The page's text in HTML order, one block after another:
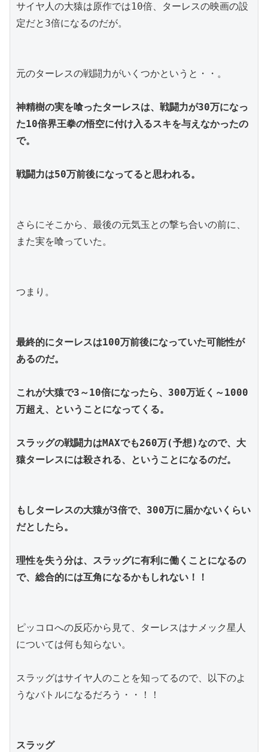
サイヤ人の大猿は原作では10倍、ターレスの映画の設
定だと3倍になるのだが。
元のターレスの戦闘力がいくつかというと・・。
神精樹の実を喰ったターレスは、戦闘力が30万になっ
た10倍界王拳の悟空に付け入るスキを与えなかったの
で。
戦闘力は50万前後になってると思われる。
さらにそこから、最後の元気玉との撃ち合いの前に、
また実を喰っていた。
つまり。
最終的にターレスは100万前後になっていた可能性が
あるのだ。
これが大猿で3～10倍になったら、300万近く～1000
万超え、ということになってくる。
スラッグの戦闘力はMAXでも260万(予想)なので、大
猿ターレスには殺される、ということになるのだ。
もしターレスの大猿が3倍で、300万に届かないくらい
だとしたら。
理性を失う分は、スラッグに有利に働くことになるの
で、総合的には互角になるかもしれない！！
ピッコロへの反応から見て、ターレスはナメック星人
については何も知らない。
スラッグはサイヤ人のことを知ってるので、以下のよ
うなバトルになるだろう・・！！
スラッグ